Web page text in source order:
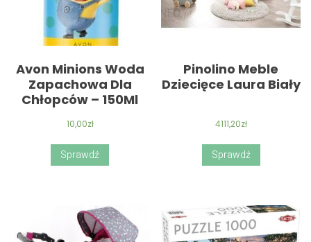
Avon Minions Woda
Zapachowa Dla
Chłopców – 150Ml
10,00zł
Sprawdź
Pinolino Meble
Dziecięce Laura Biały
4111,20zł
Sprawdź